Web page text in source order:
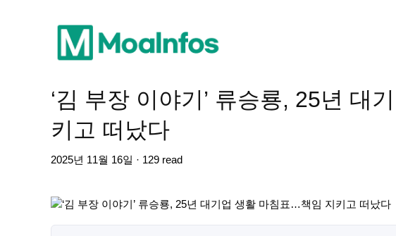
‘김 부장 이야기’ 류승룡, 25년 대
키고 떠났다
2025년 11월 16일 · 129 read